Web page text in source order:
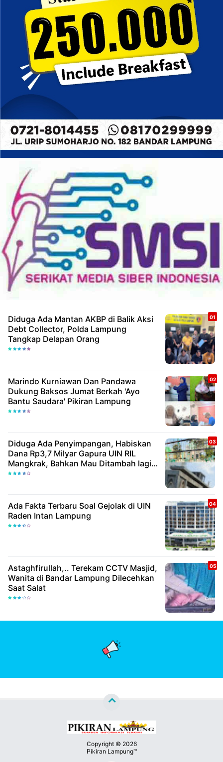
Diduga Ada Mantan AKBP di Balik Aksi
Debt Collector, Polda Lampung
Tangkap Delapan Orang
Marindo Kurniawan Dan Pandawa
Dukung Baksos Jumat Berkah 'Ayo
Bantu Saudara' Pikiran Lampung
Diduga Ada Penyimpangan, Habiskan
Dana Rp3,7 Milyar Gapura UIN RIL
Mangkrak, Bahkan Mau Ditambah lagi 7
Milyar
Ada Fakta Terbaru Soal Gejolak di UIN
Raden Intan Lampung
Astaghfirullah,.. Terekam CCTV Masjid,
Wanita di Bandar Lampung Dilecehkan
Saat Salat
Copyright © 2026
Pikiran Lampung™